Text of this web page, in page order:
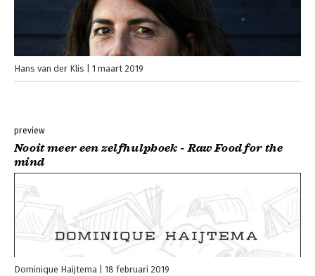
Hans van der Klis 1 maart 2019
preview
Nooit meer een zelfhulpboek - Raw Food for the
mind
Dominique Haijtema 18 februari 2019